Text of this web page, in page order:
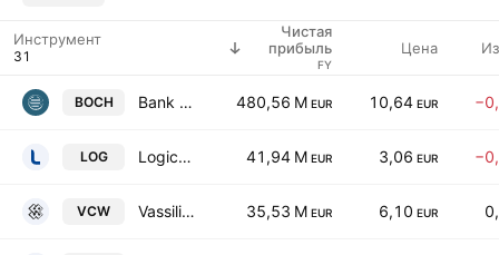
Инструмент
Чистая
прибыль
FY
Цена
BOCH Bank of Cyprus Holdings Plc 480,56 M EUR 10,64 EUR
LOG Logicom Public Ltd. 41,94 M EUR 3,06 EUR
VCW Vassiliko Cement Works Public Co. Ltd. 35,53 M EUR 6,10 EUR